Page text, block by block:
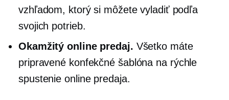
vzhľadom, ktorý si môžete vyladiť podľa
svojich potrieb.
Okamžitý online predaj. Všetko máte
pripravené konfekčné šablóna na rýchle
spustenie online predaja.